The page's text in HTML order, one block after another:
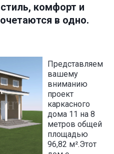
комфорт и
в одно.
Представляем
вашему
вниманию
проект
каркасного
дома 11 на 8
метров общей
площадью
96,82 м².Этот